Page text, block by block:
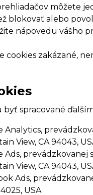
môžete
blokovať alebo
nápovedu vášho
zakázané,
spracované
View, CA 94043,
prevádzkovanej
View, CA 94043,
Ads,
USA